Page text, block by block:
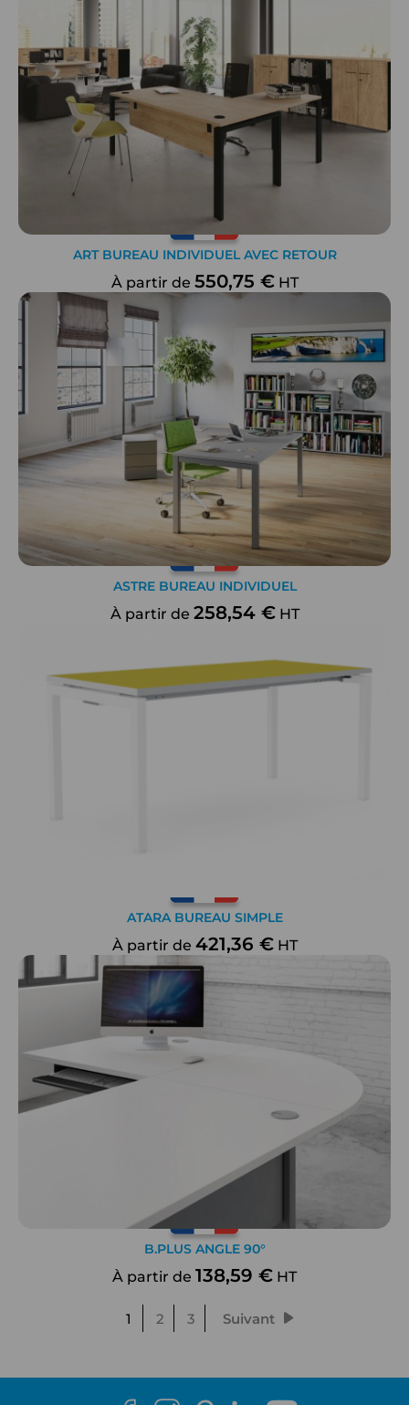
ART BUREAU INDIVIDUEL AVEC RETOUR
À partir de 550,75 €HT
ASTRE BUREAU INDIVIDUEL
À partir de 258,54 €HT
ATARA BUREAU SIMPLE
À partir de 421,36 €HT
B.PLUS ANGLE 90°
À partir de 138,59 € HT
1 2 3 Suivant